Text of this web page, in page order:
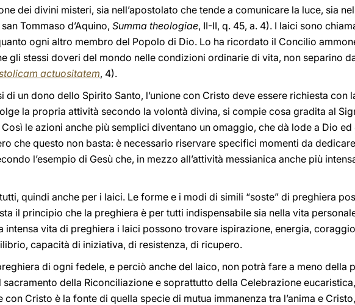
dei divini misteri, sia nell’apostolato che tende a comunicare la luce, sia
Tommaso d’Aquino, Summa theologiae, II-II, q. 45, a. 4). I laici sono
ogni altro membro del Popolo di Dio. Lo ha ricordato il Concilio
gli stessi doveri del mondo nelle condizioni ordinarie di vita, non separino
actuositatem, 4).
di un dono dello Spirito Santo, l’unione con Cristo deve essere richiesta con
la propria attività secondo la volontà divina, si compie cosa gradita al
le azioni anche più semplici diventano un omaggio, che dà lode a Dio ed
che questo non basta: è necessario riservare specifici momenti da
l’esempio di Gesù che, in mezzo all’attività messianica anche più
quindi anche per i laici. Le forme e i modi di simili “soste” di preghiera
il principio che la preghiera è per tutti indispensabile sia nella vita
intensa vita di preghiera i laici possono trovare ispirazione, energia,
capacità di iniziativa, di resistenza, di ricupero.
di ogni fedele, e perciò anche del laico, non potrà fare a meno della
della Riconciliazione e soprattutto della Celebrazione
con Cristo è la fonte di quella specie di mutua immanenza tra l’anima e